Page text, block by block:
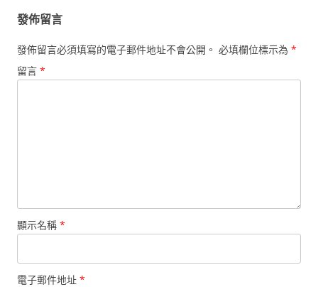
發佈留言
發佈留言必須填寫的電子郵件地址不會公開。 必填欄位標示為 *
留言 *
顯示名稱 *
電子郵件地址 *